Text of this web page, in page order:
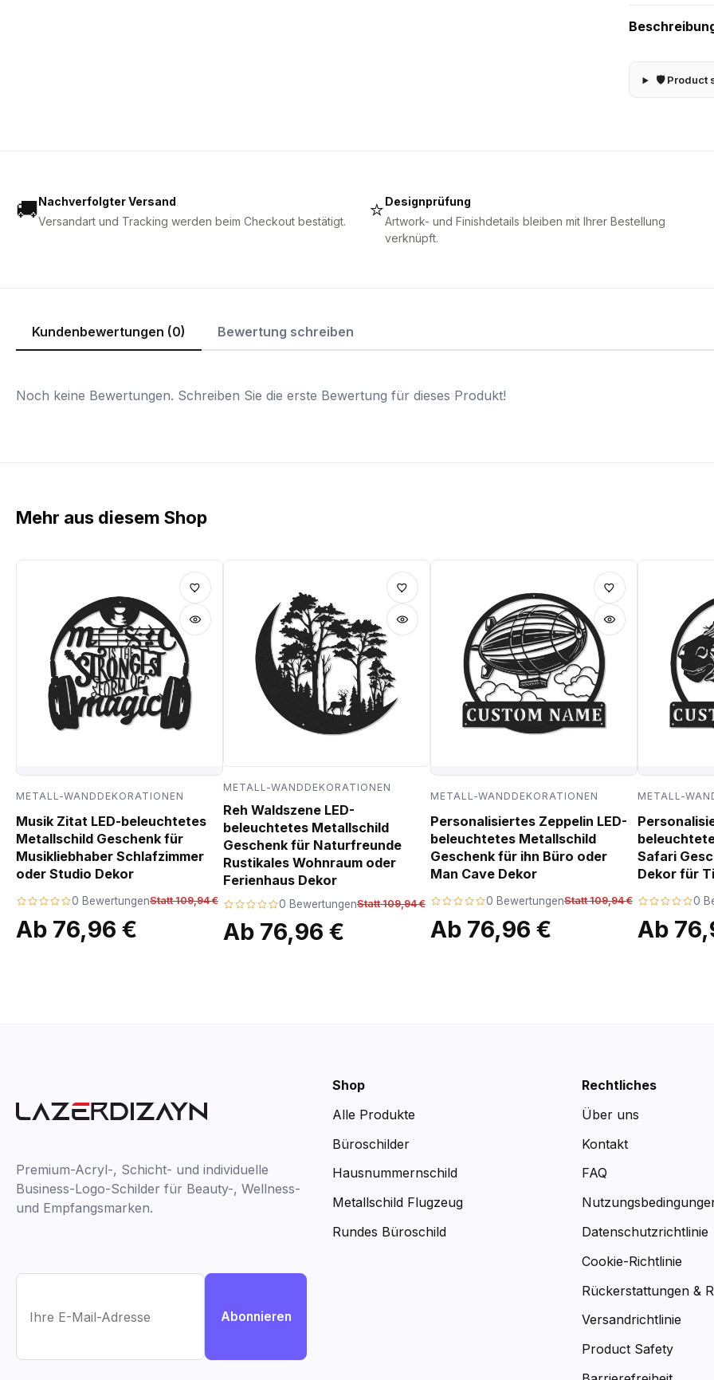
🛡 Product
🚚Nachverfolgter Versand
Versandart und Tracking werden beim Checkout bestätigt.
⭐Designprüfung
Artwork- und Finishdetails bleiben mit Ihrer Bestellung
verknüpft.
Kundenbewertungen (0) Bewertung schreiben
Noch keine Bewertungen. Schreiben Sie die erste Bewertung für dieses Produkt!
Mehr aus diesem Shop
METALL-WANDDEKORATIONEN
Musik Zitat LED-beleuchtetes
Metallschild Geschenk für
Musikliebhaber Schlafzimmer
oder Studio Dekor
0 BewertungenStatt 109,94 €
Ab 76,96 €
METALL-WANDDEKORATIONEN
Reh Waldszene LED-
beleuchtetes Metallschild
Geschenk für Naturfreunde
Rustikales Wohnraum oder
Ferienhaus Dekor
0 BewertungenStatt 109,94 €
Ab 76,96 €
METALL-WANDDEKORATIONEN
Personalisiertes Zeppelin LED-
beleuchtetes Metallschild
Geschenk für ihn Büro oder
Man Cave Dekor
0 BewertungenStatt 109,94 €
Ab 76,96 €
METALL-
Safari
Dekor für
0
Ab
Premium-Acryl-, Schicht- und individuelle
Business-Logo-Schilder für Beauty-, Wellness-
und Empfangsmarken.
Abonnieren
Shop
Alle Produkte
Büroschilder
Hausnummernschild
Metallschild Flugzeug
Rundes Büroschild
Rechtliches
Über uns
Kontakt
FAQ
Datenschutzrichtlinie
Cookie-Richtlinie
Rückerstattungen &
Versandrichtlinie
Product Safety